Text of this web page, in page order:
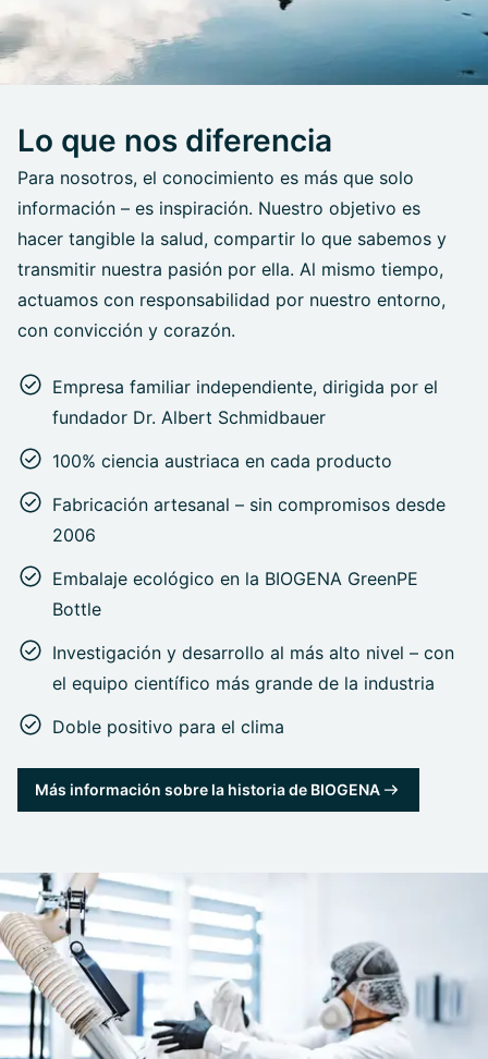
Lo que nos diferencia
Para nosotros, el conocimiento es más que solo
información – es inspiración. Nuestro objetivo es
hacer tangible la salud, compartir lo que sabemos y
transmitir nuestra pasión por ella. Al mismo tiempo,
actuamos con responsabilidad por nuestro entorno,
con convicción y corazón.
Empresa familiar independiente, dirigida por el
fundador Dr. Albert Schmidbauer
100% ciencia austriaca en cada producto
Fabricación artesanal – sin compromisos desde
2006
Embalaje ecológico en la BIOGENA GreenPE
Bottle
Investigación y desarrollo al más alto nivel – con
el equipo científico más grande de la industria
Doble positivo para el clima
Más información sobre la historia de BIOGENA